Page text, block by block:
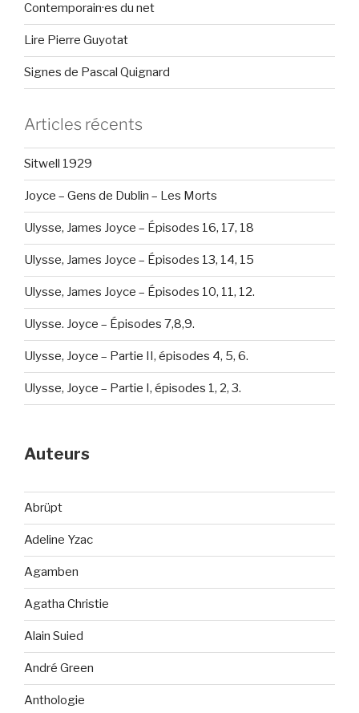
Contemporain·es du net
Lire Pierre Guyotat
Signes de Pascal Quignard
Articles récents
Sitwell 1929
Joyce – Gens de Dublin – Les Morts
Ulysse, James Joyce – Épisodes 16, 17, 18
Ulysse, James Joyce – Épisodes 13, 14, 15
Ulysse, James Joyce – Épisodes 10, 11, 12.
Ulysse. Joyce – Épisodes 7,8,9.
Ulysse, Joyce – Partie II, épisodes 4, 5, 6.
Ulysse, Joyce – Partie I, épisodes 1, 2, 3.
Auteurs
Abrüpt
Adeline Yzac
Agamben
Agatha Christie
Alain Suied
André Green
Anthologie